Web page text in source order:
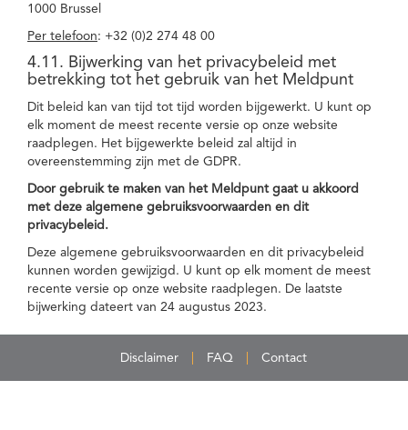
1000 Brussel
Per telefoon: +32 (0)2 274 48 00
4.11. Bijwerking van het privacybeleid met
betrekking tot het gebruik van het Meldpunt
Dit beleid kan van tijd tot tijd worden bijgewerkt. U kunt op
elk moment de meest recente versie op onze website
raadplegen. Het bijgewerkte beleid zal altijd in
overeenstemming zijn met de GDPR.
Door gebruik te maken van het Meldpunt gaat u akkoord
met deze algemene gebruiksvoorwaarden en dit
privacybeleid.
Deze algemene gebruiksvoorwaarden en dit privacybeleid
kunnen worden gewijzigd. U kunt op elk moment de meest
recente versie op onze website raadplegen. De laatste
bijwerking dateert van 24 augustus 2023.
Disclaimer FAQ Contact